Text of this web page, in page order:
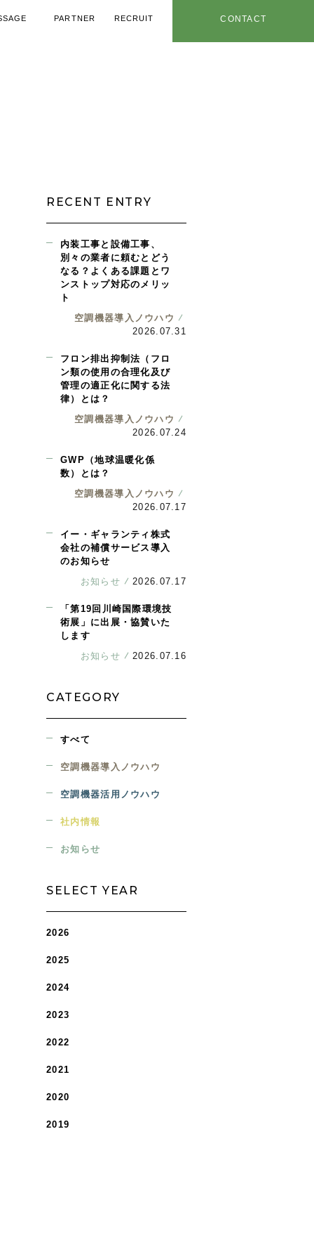
PARTNER
RECRUIT
CONTACT
RECENT ENTRY
内装工事と設備工事、
別々の業者に頼むとどう
なる？よくある課題とワ
ンストップ対応のメリッ
ト
空調機器導入ノウハウ
2026.07.31
フロン排出抑制法（フロ
ン類の使用の合理化及び
管理の適正化に関する法
律）とは？
空調機器導入ノウハウ
2026.07.24
GWP（地球温暖化係
数）とは？
空調機器導入ノウハウ
2026.07.17
イー・ギャランティ株式
会社の補償サービス導入
のお知らせ
お知らせ
2026.07.17
「第19回川崎国際環境技
術展」に出展・協賛いた
します
お知らせ
2026.07.16
CATEGORY
すべて
空調機器導入ノウハウ
空調機器活用ノウハウ
社内情報
お知らせ
SELECT YEAR
2026
2025
2024
2023
2022
2021
2020
2019